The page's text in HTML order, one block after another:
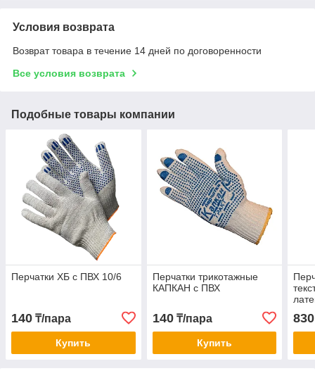
Условия возврата
Возврат товара в течение 14 дней по договоренности
Все условия возврата
Подобные товары компании
Перчатки ХБ с ПВХ 10/6
140 ₸/пара
Купить
Перчатки трикотажные
КАПКАН с ПВХ
140₸/пара
Купить
830